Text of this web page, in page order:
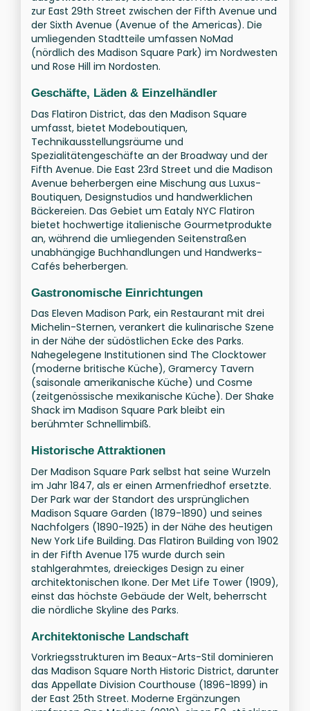
zur East 29th Street zwischen der Fifth Avenue und
der Sixth Avenue (Avenue of the Americas). Die
umliegenden Stadtteile umfassen NoMad
(nördlich des Madison Square Park) im Nordwesten
und Rose Hill im Nordosten.
Geschäfte, Läden & Einzelhändler
Das Flatiron District, das den Madison Square
umfasst, bietet Modeboutiquen,
Technikausstellungsräume und
Spezialitätengeschäfte an der Broadway und der
Fifth Avenue. Die East 23rd Street und die Madison
Avenue beherbergen eine Mischung aus Luxus-
Boutiquen, Designstudios und handwerklichen
Bäckereien. Das Gebiet um Eataly NYC Flatiron
bietet hochwertige italienische Gourmetprodukte
an, während die umliegenden Seitenstraßen
unabhängige Buchhandlungen und Handwerks-
Cafés beherbergen.
Gastronomische Einrichtungen
Das Eleven Madison Park, ein Restaurant mit drei
Michelin-Sternen, verankert die kulinarische Szene
in der Nähe der südöstlichen Ecke des Parks.
Nahegelegene Institutionen sind The Clocktower
(moderne britische Küche), Gramercy Tavern
(saisonale amerikanische Küche) und Cosme
(zeitgenössische mexikanische Küche). Der Shake
Shack im Madison Square Park bleibt ein
berühmter Schnellimbiß.
Historische Attraktionen
Der Madison Square Park selbst hat seine Wurzeln
im Jahr 1847, als er einen Armenfriedhof ersetzte.
Der Park war der Standort des ursprünglichen
Madison Square Garden (1879-1890) und seines
Nachfolgers (1890-1925) in der Nähe des heutigen
New York Life Building. Das Flatiron Building von 1902
in der Fifth Avenue 175 wurde durch sein
stahlgerahmtes, dreieckiges Design zu einer
architektonischen Ikone. Der Met Life Tower (1909),
einst das höchste Gebäude der Welt, beherrscht
die nördliche Skyline des Parks.
Architektonische Landschaft
Vorkriegsstrukturen im Beaux-Arts-Stil dominieren
das Madison Square North Historic District, darunter
das Appellate Division Courthouse (1896-1899) in
der East 25th Street. Moderne Ergänzungen